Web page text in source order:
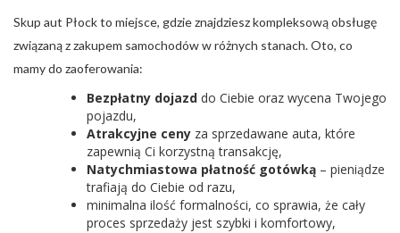
Skup aut Płock to miejsce, gdzie znajdziesz kompleksową obsługę
związaną z zakupem samochodów w różnych stanach. Oto, co
mamy do zaoferowania:
Bezpłatny dojazd do Ciebie oraz wycena Twojego
pojazdu,
Atrakcyjne ceny za sprzedawane auta, które
zapewnią Ci korzystną transakcję,
Natychmiastowa płatność gotówką – pieniądze
trafiają do Ciebie od razu,
minimalna ilość formalności, co sprawia, że cały
proces sprzedaży jest szybki i komfortowy,